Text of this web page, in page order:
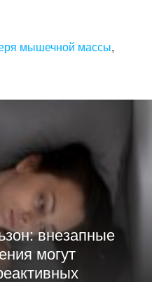
мышечной массы,
внезапные
могут